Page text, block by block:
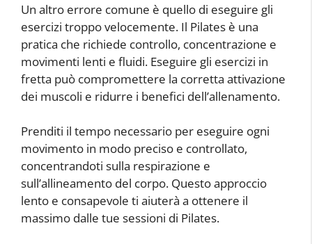
Un altro errore comune è quello di eseguire gli
esercizi troppo velocemente. Il Pilates è una
pratica che richiede controllo, concentrazione e
movimenti lenti e fluidi. Eseguire gli esercizi in
fretta può compromettere la corretta attivazione
dei muscoli e ridurre i benefici dell’allenamento.
Prenditi il tempo necessario per eseguire ogni
movimento in modo preciso e controllato,
concentrandoti sulla respirazione e
sull’allineamento del corpo. Questo approccio
lento e consapevole ti aiuterà a ottenere il
massimo dalle tue sessioni di Pilates.